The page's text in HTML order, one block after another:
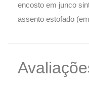
encosto em junco
assento estofado